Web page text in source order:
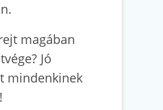
magában
Jó
mindenkinek